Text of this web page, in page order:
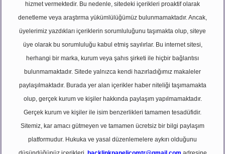
hizmet vermektedir. Bu nedenle, sitedeki içerikleri proaktif olarak
denetleme veya araştırma yükümlülüğümüz bulunmamaktadır. Ancak,
üyelerimiz yazdıkları içeriklerin sorumluluğunu taşımakta olup, siteye
üye olarak bu sorumluluğu kabul etmiş sayılırlar. Bu internet sitesi,
herhangi bir marka, kurum veya şahıs şirketi ile hiçbir bağlantısı
bulunmamaktadır. Sitede yalnızca kendi hazırladığımız makaleler
paylaşılmaktadır. Burada yer alan içerikler haber niteliği taşımamakta
olup, gerçek kurum ve kişiler hakkında paylaşım yapılmamaktadır.
Gerçek kurum ve kişiler ile isim benzerlikleri tamamen tesadüfidir.
Sitemiz, kar amacı gütmeyen ve tamamen ücretsiz bir bilgi paylaşım
platformudur. Hukuka ve yasal düzenlemelere aykırı olduğunu